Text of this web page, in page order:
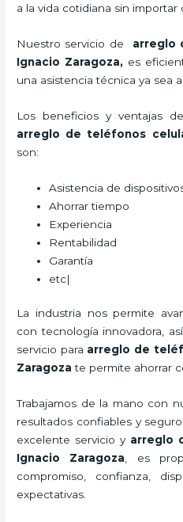
a la vida cotidiana sin
Nuestro servicio de arreglo
Ignacio Zaragoza, es
una asistencia técnica ya sea
Los beneficios y ventajas
arreglo de teléfonos
son:
Asistencia de
Ahorrar tiempo
Experiencia
Rentabilidad
Garantía
etc|
La industria nos permite
con tecnología innovadora,
servicio para arreglo de
Zaragoza te permite ahorrar
Trabajamos de la mano con
resultados confiables y
excelente servicio y arreglo
Ignacio Zaragoza , es
compromiso, confianza,
expectativas.